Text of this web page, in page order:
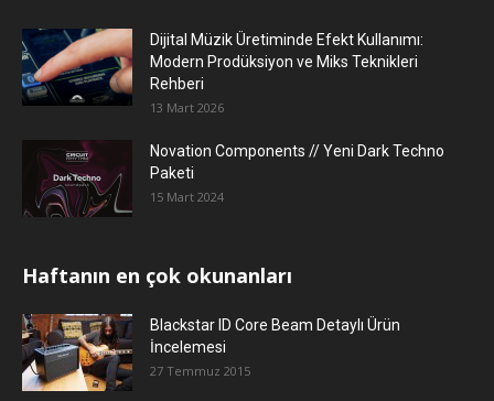
Dijital Müzik Üretiminde Efekt Kullanımı:
Modern Prodüksiyon ve Miks Teknikleri
Rehberi
13 Mart 2026
Novation Components // Yeni Dark Techno
Paketi
15 Mart 2024
Haftanın en çok okunanları
Blackstar ID Core Beam Detaylı Ürün
İncelemesi
27 Temmuz 2015